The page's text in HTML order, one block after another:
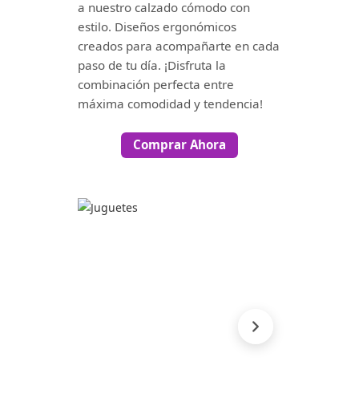
a nuestro calzado cómodo con
estilo. Diseños ergonómicos
creados para acompañarte en cada
paso de tu día. ¡Disfruta la
combinación perfecta entre
máxima comodidad y tendencia!
Comprar Ahora